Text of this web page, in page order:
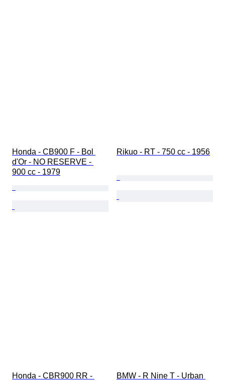
Honda - CB900 F - Bol
d'Or - NO RESERVE -
900 cc - 1979
Rikuo - RT - 750 cc - 1956
Honda - CBR900 RR -
BMW - R Nine T - Urban